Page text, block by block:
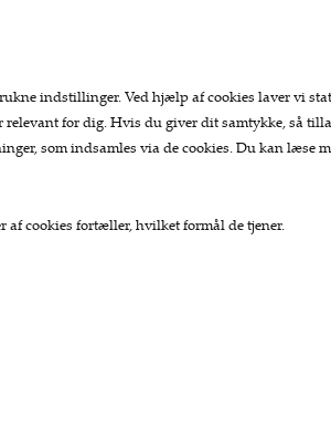
indstillinger. Ved hjælp af cookies laver vi
for dig. Hvis du giver dit samtykke, så
som indsamles via de cookies. Du kan læse
cookies fortæller, hvilket formål de tjener.